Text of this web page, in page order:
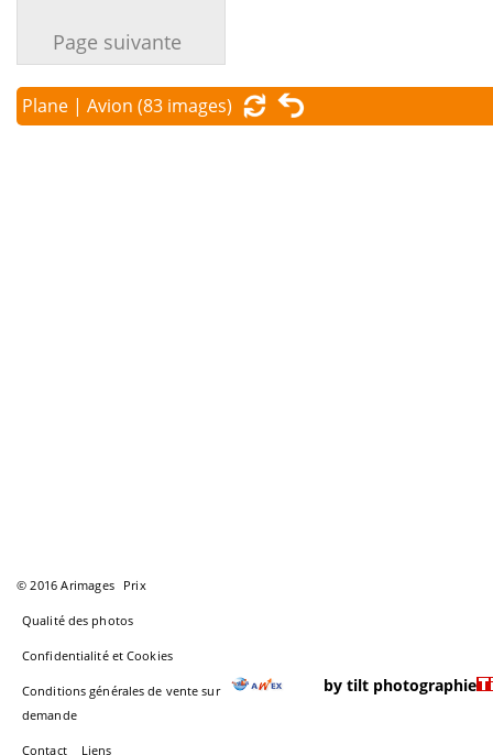
Page suivante
Plane | Avion (83 images)
© 2016 Arimages Prix
Qualité des photos
Confidentialité et Cookies
Conditions générales de vente sur
demande
Contact Liens
by tilt photographie